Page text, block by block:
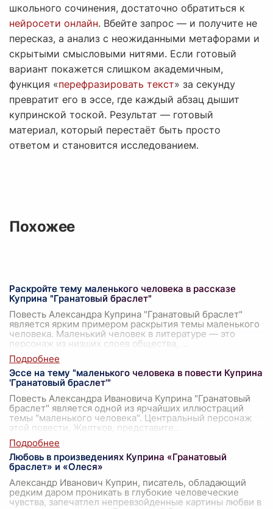
школьного сочинения, достаточно обратиться к
нейросети онлайн. Вбейте запрос — и получите не
пересказ, а анализ с неожиданными метафорами и
скрытыми смысловыми нитями. Если готовый
вариант покажется слишком академичным,
функция «перефразировать текст» за секунду
превратит его в эссе, где каждый абзац дышит
купринской тоской. Результат — готовый
материал, который перестаёт быть просто
ответом и становится исследованием.
Похожее
Раскройте тему маленького человека в рассказе
Куприна "Гранатовый браслет"
Повесть Александра Куприна "Гранатовый браслет"
является ярким примером раскрытия темы маленького
человека. Маленький человек в литературе — это
персонаж из низших слоев общества,
Эссе на тему "маленького человека в повести Куприна
'Гранатовый браслет'"
Повесть Александра Ивановича Куприна "Гранатовый
браслет" является одной из ярчайших иллюстраций
темы "маленького человека". Центральный персонаж
этой повести, Желтков, представите
Любовь в произведениях Куприна «Гранатовый
браслет» и «Олеся»
Александр Иванович Куприн, писатель, обладающий
редким даром проникать в глубокие человеческие
чувства, запечатлел непревзойденные картины любви в